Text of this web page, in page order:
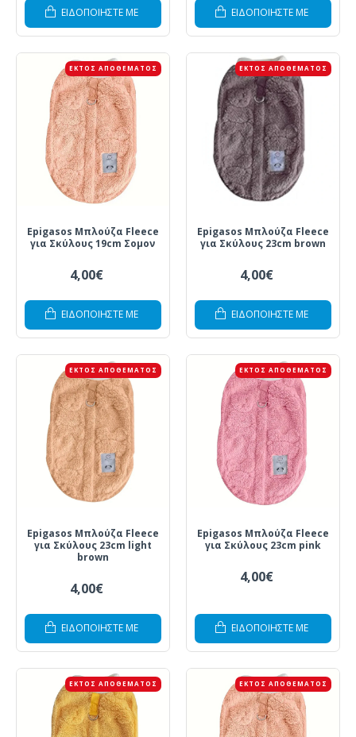
ΕΙΔΟΠΟΙΗΣΤΕ ΜΕ ΕΙΔΟΠΟΙΗΣΤΕ ΜΕ
ΕΚΤΌΣ ΑΠΟΘΈΜΑΤΟΣ
Epigasos Μπλούζα Fleece
για Σκύλους 19cm Σομον
4,00€
ΕΙΔΟΠΟΙΗΣΤΕ ΜΕ
ΕΚΤΌΣ ΑΠΟΘΈΜΑΤΟΣ
Epigasos Μπλούζα Fleece
για Σκύλους 23cm brown
4,00€
ΕΙΔΟΠΟΙΗΣΤΕ ΜΕ
ΕΚΤΌΣ ΑΠΟΘΈΜΑΤΟΣ
Epigasos Μπλούζα Fleece
για Σκύλους 23cm light
brown
4,00€
ΕΙΔΟΠΟΙΗΣΤΕ ΜΕ
ΕΚΤΌΣ ΑΠΟΘΈΜΑΤΟΣ
Epigasos Μπλούζα Fleece
για Σκύλους 23cm pink
4,00€
ΕΙΔΟΠΟΙΗΣΤΕ ΜΕ
ΕΚΤΌΣ ΑΠΟΘΈΜΑΤΟΣ ΕΚΤΌΣ ΑΠΟΘΈΜΑΤΟΣ